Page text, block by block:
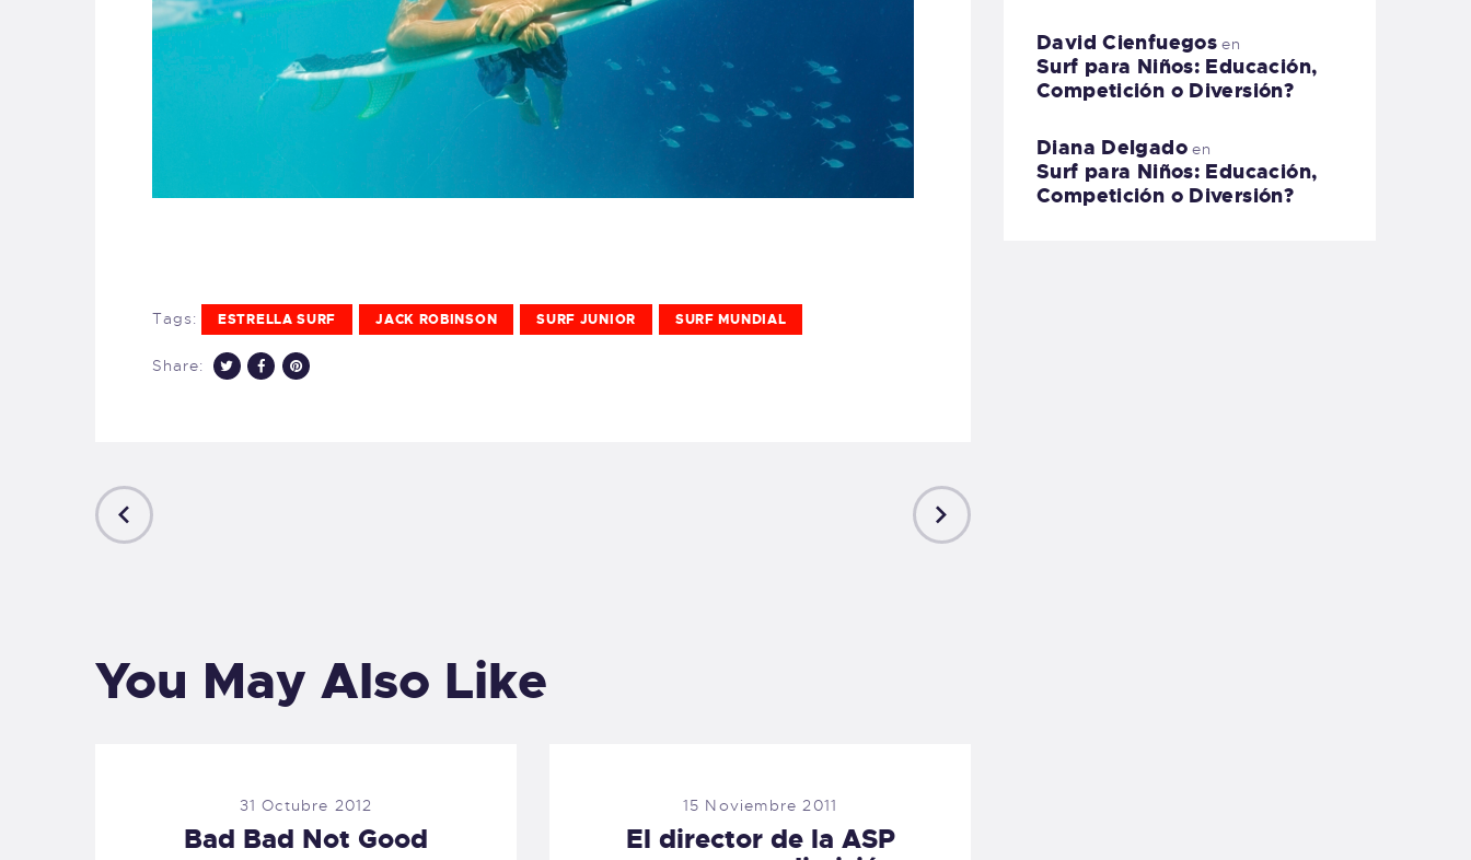
Tags: ESTRELLA SURF JACK ROBINSON SURF JUNIOR SURF MUNDIAL
Share:
You May Also Like
31 Octubre 2012
Bad Bad Not Good
15 Noviembre 2011
El director de la ASP
David Cienfuegos en
Surf para Niños: Educación,
Competición o Diversión?
Diana Delgadoen
Surf para Niños: Educación,
Competición o Diversión?